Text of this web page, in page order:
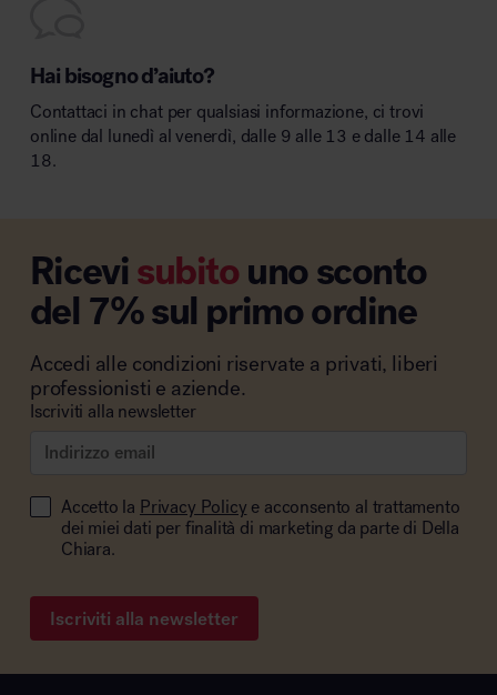
Hai bisogno d’aiuto?
Contattaci in chat per qualsiasi informazione, ci trovi
online dal lunedì al venerdì, dalle 9 alle 13 e dalle 14 alle
18.
Ricevisubitouno sconto
del 7% sul primo ordine
Accedi alle condizioni riservate a privati, liberi
professionisti e aziende.
Iscriviti alla newsletter
Accetto la Privacy Policy e acconsento al trattamento
dei miei dati per finalità di marketing da parte di Della
Chiara.
Iscriviti alla newsletter